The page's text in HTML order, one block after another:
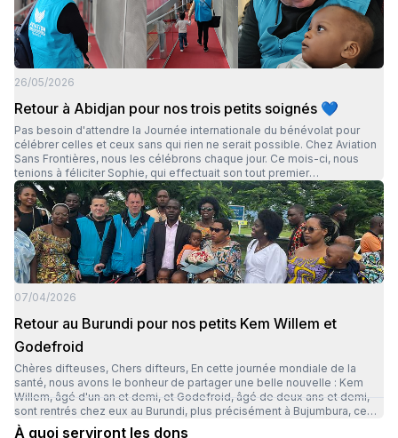
26/05/2026
Retour à Abidjan pour nos trois petits soignés 💙
Pas besoin d'attendre la Journée internationale du bénévolat pour
célébrer celles et ceux sans qui rien ne serait possible. Chez Aviation
Sans Frontières, nous les célébrons chaque jour. Ce mois-ci, nous
tenions à féliciter Sophie, qui effectuait son tout premier
accompagnement, ainsi qu'aux fidèles Bruno et Odile, dont
l'expérience et la bienveillance font toute la différence. C'est grâce à
eux que trois enfants sont rentrés à Abidjan, soignés, le sourire aux
lèvres : Ibrahim (21 mois), Mariam (4 ans) et Sékou (5 ans) Merci à vous
trois pour votre engagement, votre douceur et votre présence auprès
de ces petits héros. 🙏 Et merci à vous, pour vos dons et votre soutien
qui rendent chacune de ces missions possibles. ✈️
07/04/2026
Retour au Burundi pour nos petits Kem Willem et
Godefroid
Chères difteuses, Chers difteurs, En cette journée mondiale de la
santé, nous avons le bonheur de partager une belle nouvelle : Kem
Willem, âgé d'un an et demi, et Godefroid, âgé de deux ans et demi,
sont rentrés chez eux au Burundi, plus précisément à Bujumbura, ce
mercredi 25 mars. C'était une grande première au Burundi pour notre
À quoi serviront les dons